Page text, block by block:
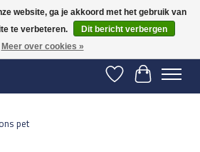
NL | Op voorraad binnen 2-5 werkdagen
verzonden
Verlanglijst
pet
website, ga je akkoord met het gebruik van
te verbeteren.
Dit bericht verbergen
Meer over cookies »